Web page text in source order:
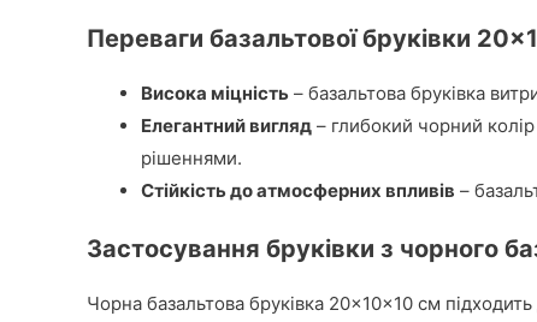
Переваги базальтової бруківки
Висока міцність – базальтова бруківка
Елегантний вигляд – глибокий чорний
рішеннями.
Стійкість до атмосферних впливів –
Застосування бруківки з чорного
Чорна базальтова бруківка 20×10×10 см підходить